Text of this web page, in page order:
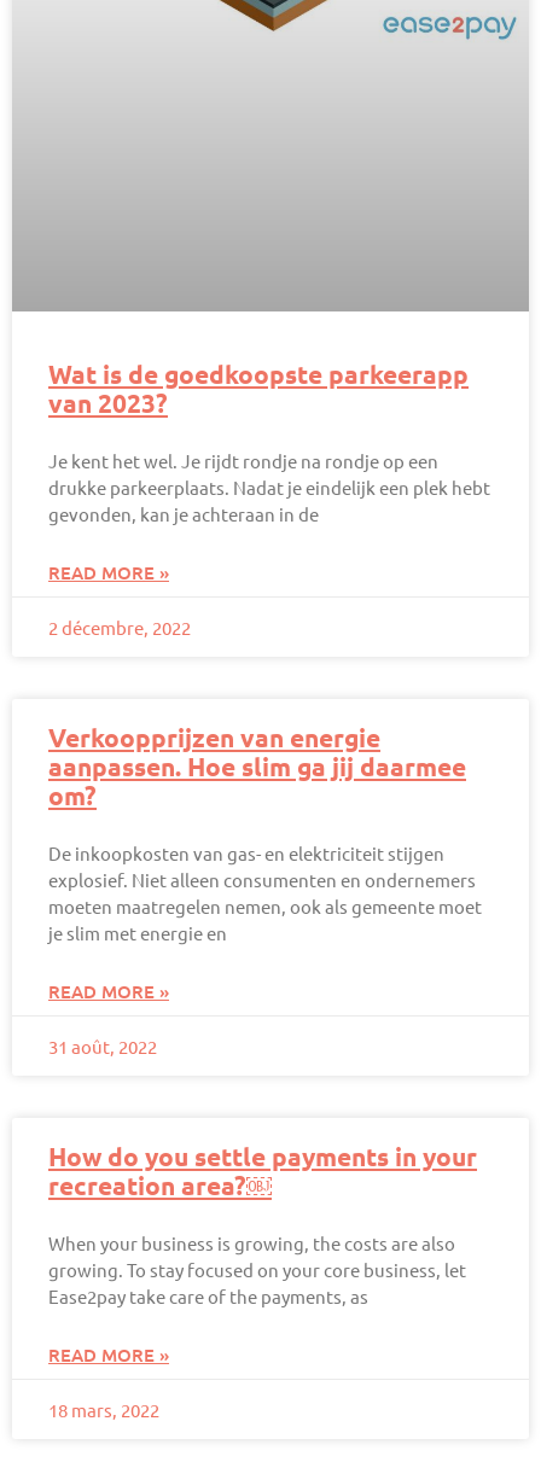
Wat is de goedkoopste parkeerapp
van 2023?
Je kent het wel. Je rijdt rondje na rondje op een
drukke parkeerplaats. Nadat je eindelijk een plek hebt
gevonden, kan je achteraan in de
READ MORE »
2 décembre, 2022
Verkoopprijzen van energie
aanpassen. Hoe slim ga jij daarmee
om?
De inkoopkosten van gas- en elektriciteit stijgen
explosief. Niet alleen consumenten en ondernemers
moeten maatregelen nemen, ook als gemeente moet
je slim met energie en
READ MORE »
31 août, 2022
How do you settle payments in your
recreation area?￼
When your business is growing, the costs are also
growing. To stay focused on your core business, let
Ease2pay take care of the payments, as
READ MORE »
18 mars, 2022